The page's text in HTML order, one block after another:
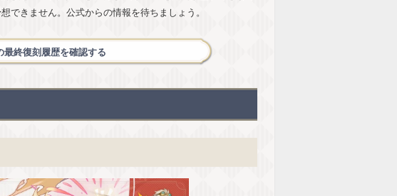
できません。公式からの情報を待ちましょう。
終復刻履歴を確認する